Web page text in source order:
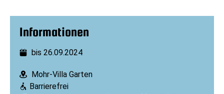
Informationen
Datum:
bis 26.09.2024
Ort:
Mohr-Villa Garten
Barrierefreiheit:
Barrierefrei